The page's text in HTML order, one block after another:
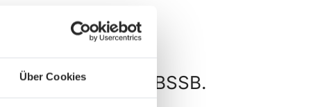
Über Cookies
Wettkämpfe im BSSB.